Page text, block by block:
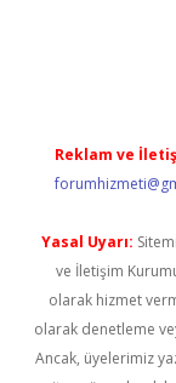
Reklam ve
Yasal Uyarı:
ve İletişim
olarak hizmet
olarak denetleme
Ancak, üyelerimiz